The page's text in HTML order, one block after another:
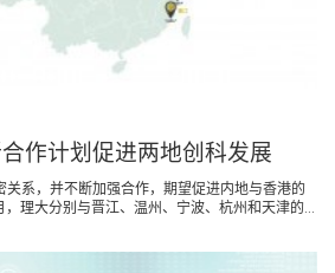
作计划促进两地创科发展
系，并不断加强合作，期望促进内地与香港的
理大分别与晋江、温州、宁波、杭州和天津的...